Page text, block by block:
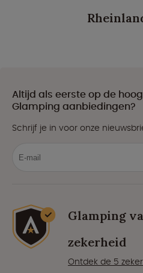
Altijd als eerste op de
Glamping aanbiedingen?
Schrijf je in voor onze
Glamping
zekerheid
Ontdek de 5